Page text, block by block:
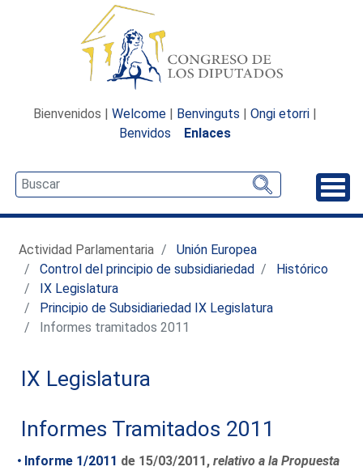
Bienvenidos | Welcome | Benvinguts | Ongi etorri |
Benvidos
Enlaces
Actividad Parlamentaria
Unión Europea
Control del principio de subsidiariedad
Histórico
IX Legislatura
Principio de Subsidiariedad IX Legislatura
Informes tramitados 2011
IX Legislatura
Informes Tramitados 2011
Informe 1/2011 de 15/03/2011,relativo a la Propuesta